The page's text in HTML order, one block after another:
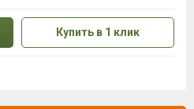
Купить в 1 клик